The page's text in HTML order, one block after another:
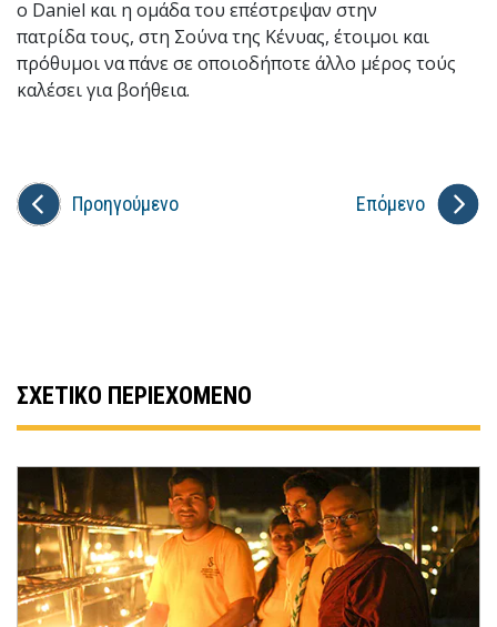
ο Daniel και η ομάδα του επέστρεψαν στην
πατρίδα τους, στη Σούνα της Κένυας, έτοιμοι και
πρόθυμοι να πάνε σε οποιοδήποτε άλλο μέρος τούς
καλέσει για βοήθεια.
Προηγούμενο Επόμενο
ΣΧΕΤΙΚΟ ΠΕΡΙΕΧΟΜΕΝΟ